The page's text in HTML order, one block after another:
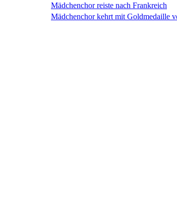
Mädchenchor reiste nach Frankreich
Mädchenchor kehrt mit Goldmedaille